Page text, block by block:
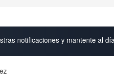
notificaciones y mantente al